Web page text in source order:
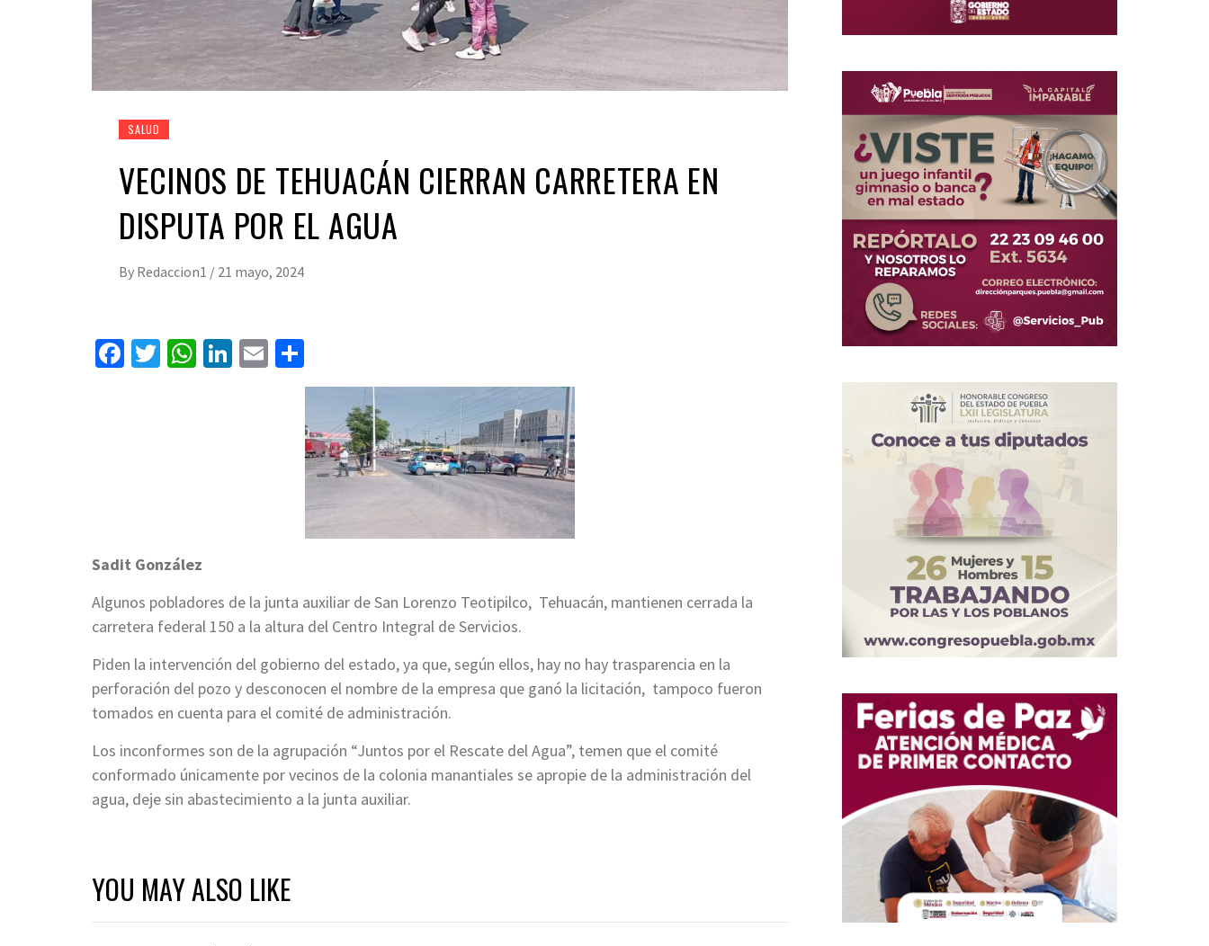
SALUD
VECINOS DE TEHUACÁN CIERRAN CARRETERA EN
DISPUTA POR EL AGUA
By Redaccion1 / 21 mayo, 2024
Facebook
Twitter
WhatsApp
LinkedIn
Email
Sadit González
Algunos pobladores de la junta auxiliar de San Lorenzo Teotipilco, Tehuacán, mantienen cerrada la
carretera federal 150 a la altura del Centro Integral de Servicios.
Piden la intervención del gobierno del estado, ya que, según ellos, hay no hay trasparencia en la
perforación del pozo y desconocen el nombre de la empresa que ganó la licitación, tampoco fueron
tomados en cuenta para el comité de administración.
Los inconformes son de la agrupación “Juntos por el Rescate del Agua”, temen que el comité
conformado únicamente por vecinos de la colonia manantiales se apropie de la administración del
agua, deje sin abastecimiento a la junta auxiliar.
YOU MAY ALSO LIKE